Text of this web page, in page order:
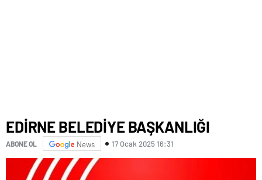
EDİRNE BELEDİYE BAŞKANLIĞI
ABONE OL News 17 Ocak 2025 16:31